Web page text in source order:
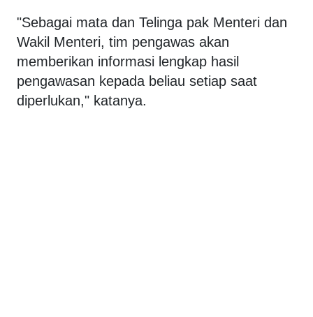
"Sebagai mata dan Telinga pak Menteri dan
Wakil Menteri, tim pengawas akan
memberikan informasi lengkap hasil
pengawasan kepada beliau setiap saat
diperlukan," katanya.